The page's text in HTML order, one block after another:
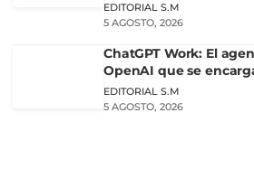
EDITORIAL S.M
5 AGOSTO, 2026
ChatGPT Work: El
OpenAI que se
EDITORIAL S.M
5 AGOSTO, 2026